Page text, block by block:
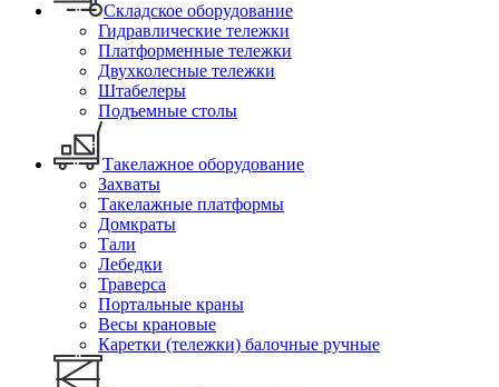
Складское оборудование
Гидравлические тележки
Платформенные тележки
Двухколесные тележки
Штабелеры
Подъемные столы
Такелажное оборудование
Захваты
Такелажные платформы
Домкраты
Тали
Лебедки
Траверса
Портальные краны
Весы крановые
Каретки (тележки) балочные ручные